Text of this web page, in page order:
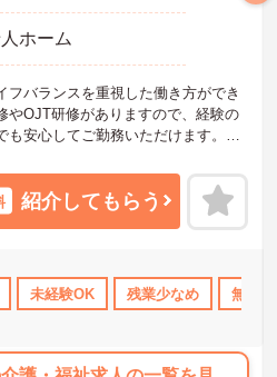
介護休暇取得実績あり 社会保険完備
ホーム
フバランスを重視した働き方ができ
やOJT研修がありますので、経験の
も安心してご勤務いただけます。ご
紹介してもらう
未経験OK 残業少なめ 無資